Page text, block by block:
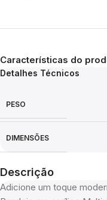
Características do
Detalhes Técnicos
PESO
DIMENSÕES
Descrição
Adicione um toque